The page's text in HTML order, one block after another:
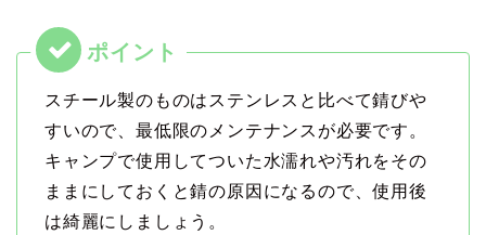
スチール製のものはステンレスと比べて錆びや
すいので、最低限のメンテナンスが必要です。
キャンプで使用してついた水濡れや汚れをその
ままにしておくと錆の原因になるので、使用後
は綺麗にしましょう。